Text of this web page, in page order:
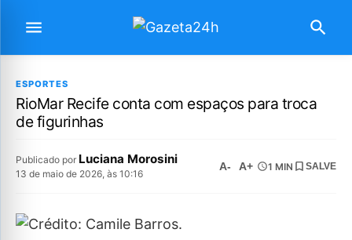
ESPORTES
RioMar Recife conta com espaços para troca
de figurinhas
Publicado por Luciana Morosini
13 de maio de 2026, às 10:16
A- A+ 1 MIN SALVE